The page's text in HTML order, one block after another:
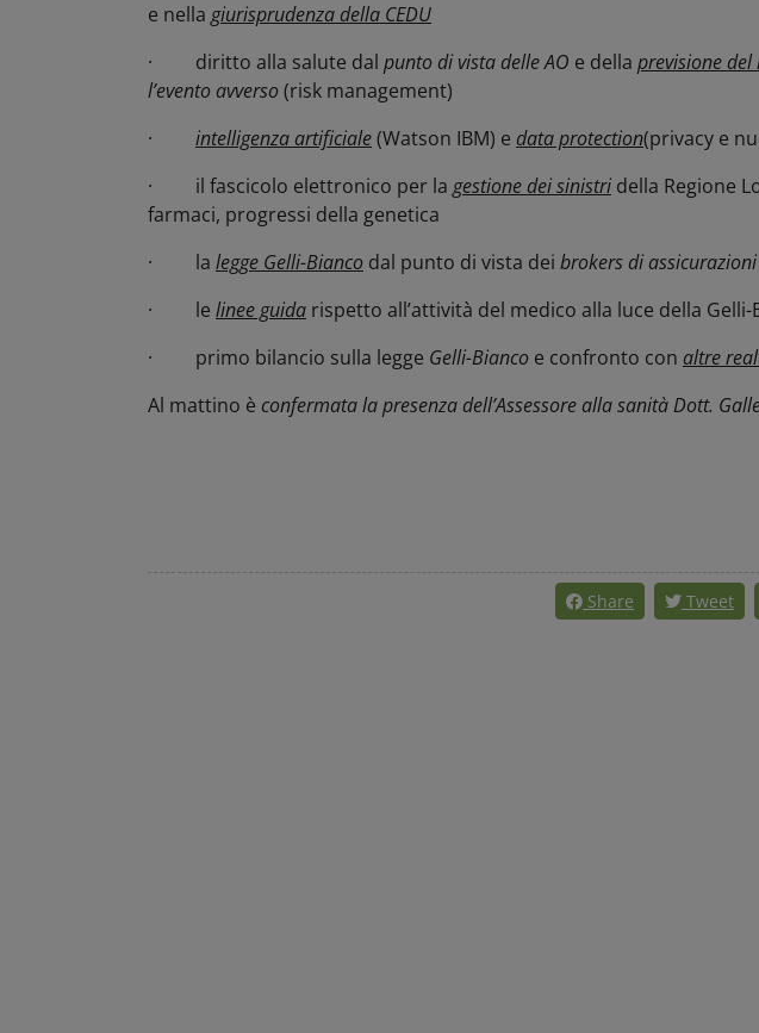
e nella giurisprudenza della CEDU
· diritto alla salute dal punto di vista delle AO e della previsione del
l’evento avverso(risk management)
· intelligenza artificiale(Watson IBM) e data protection(privacy e
· il fascicolo elettronico per la gestione dei sinistri della Regione
farmaci, progressi della genetica
· la legge Gelli-Bianco dal punto di vista dei brokers di assicurazioni
· le linee guida rispetto all’attività del medico alla luce della Gelli-
· primo bilancio sulla legge Gelli-Bianco e confronto con altre
Al mattino è confermata la presenza dell’Assessore alla sanità Dott.
Share Tweet